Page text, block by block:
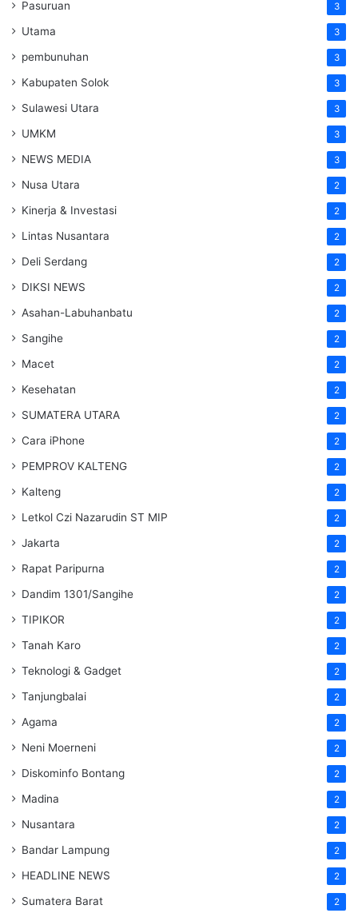
Pasuruan 3
Utama 3
pembunuhan 3
Kabupaten Solok 3
Sulawesi Utara 3
UMKM 3
NEWS MEDIA 3
Nusa Utara 2
Kinerja & Investasi 2
Lintas Nusantara 2
Deli Serdang 2
DIKSI NEWS 2
Asahan-Labuhanbatu 2
Sangihe 2
Macet 2
Kesehatan 2
SUMATERA UTARA 2
Cara iPhone 2
PEMPROV KALTENG 2
Kalteng 2
Letkol Czi Nazarudin ST MIP 2
Jakarta 2
Rapat Paripurna 2
Dandim 1301/Sangihe 2
TIPIKOR 2
Tanah Karo 2
Teknologi & Gadget 2
Tanjungbalai 2
Agama 2
Neni Moerneni 2
Diskominfo Bontang 2
Madina 2
Nusantara 2
Bandar Lampung 2
HEADLINE NEWS 2
Sumatera Barat 2